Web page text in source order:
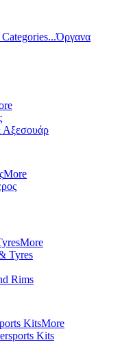
Όργανα
Αξεσουάρ
More
More
Tyres
Rims
KitsMore
Kits